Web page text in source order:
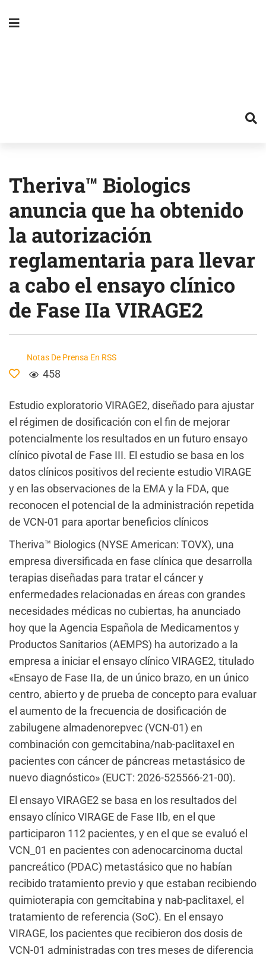
Theriva™ Biologics
anuncia que ha obtenido
la autorización
reglamentaria para llevar
a cabo el ensayo clínico
de Fase IIa VIRAGE2
Notas De Prensa En RSS
458
Estudio exploratorio VIRAGE2, diseñado para ajustar
el régimen de dosificación con el fin de mejorar
potencialmente los resultados en un futuro ensayo
clínico pivotal de Fase III. El estudio se basa en los
datos clínicos positivos del reciente estudio VIRAGE
y en las observaciones de la EMA y la FDA, que
reconocen el potencial de la administración repetida
de VCN-01 para aportar beneficios clínicos
Theriva™ Biologics (NYSE American: TOVX), una
empresa diversificada en fase clínica que desarrolla
terapias diseñadas para tratar el cáncer y
enfermedades relacionadas en áreas con grandes
necesidades médicas no cubiertas, ha anunciado
hoy que la Agencia Española de Medicamentos y
Productos Sanitarios (AEMPS) ha autorizado a la
empresa a iniciar el ensayo clínico VIRAGE2, titulado
«Ensayo de Fase IIa, de un único brazo, en un único
centro, abierto y de prueba de concepto para evaluar
el aumento de la frecuencia de dosificación de
zabilugene almadenorepvec (VCN-01) en
combinación con gemcitabina/nab-paclitaxel en
pacientes con cáncer de páncreas metastásico de
nuevo diagnóstico» (EUCT: 2026-525566-21-00).
El ensayo VIRAGE2 se basa en los resultados del
ensayo clínico VIRAGE de Fase IIb, en el que
participaron 112 pacientes, y en el que se evaluó el
VCN_01 en pacientes con adenocarcinoma ductal
pancreático (PDAC) metastásico que no habían
recibido tratamiento previo y que estaban recibiendo
quimioterapia con gemcitabina y nab-paclitaxel, el
tratamiento de referencia (SoC). En el ensayo
VIRAGE, los pacientes que recibieron dos dosis de
VCN-01 administradas con tres meses de diferencia